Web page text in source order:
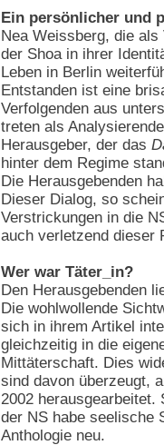
Ein persönlicher und
Nea Weissberg, die
der Shoa in ihrer
Leben in Berlin
Entstanden ist eine
Verfolgenden aus
treten als
Herausgeber, der das
hinter dem Regime
Die Herausgebenden
Dieser Dialog, so
Verstrickungen in die
auch verletzend dieser
Wer war Täter_in?
Den Herausgebenden
Die wohlwollende
sich in ihrem Artikel
gleichzeitig in die
Mittäterschaft. Dies
sind davon überzeugt,
2002
der NS habe seelische
Anthologie neu.